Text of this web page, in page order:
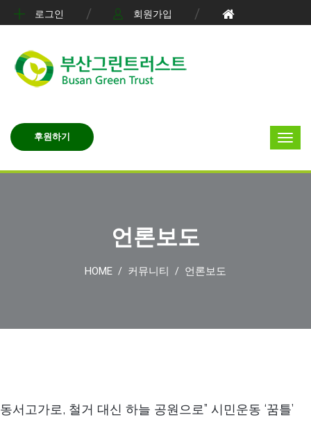
로그인 회원가입
후원하기
언론보도
HOME / 커뮤니티 / 언론보도
동서고가로, 철거 대신 하늘 공원으로” 시민운동 ‘꿈틀’